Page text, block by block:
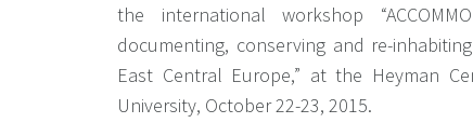
the international workshop
documenting, conserving and re-
East Central Europe,” at the Heyman
University, October 22-23, 2015.